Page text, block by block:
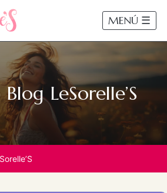
MENÚ ☰
LeSorelle’S